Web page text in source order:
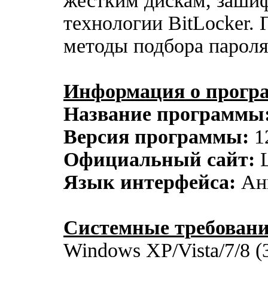
технологии BitLocker.
методы подбора
Информация о
Название
Версия программы:
Официальный сайт:
Язык интерфейса:
Системные
Windows XP/Vista/7/8